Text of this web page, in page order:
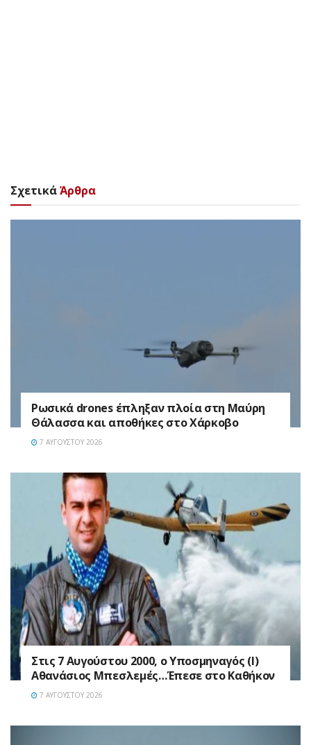
ΣχετικάΆρθρα
Ρωσικά drones έπληξαν πλοία στη Μαύρη
Θάλασσα και αποθήκες στο Χάρκοβο
7 ΑΥΓΟΎΣΤΟΥ 2026
Στις 7 Αυγούστου 2000, ο Υποσμηναγός (Ι)
Αθανάσιος Μπεσλεμές…Έπεσε στο Καθήκον
7 ΑΥΓΟΎΣΤΟΥ 2026